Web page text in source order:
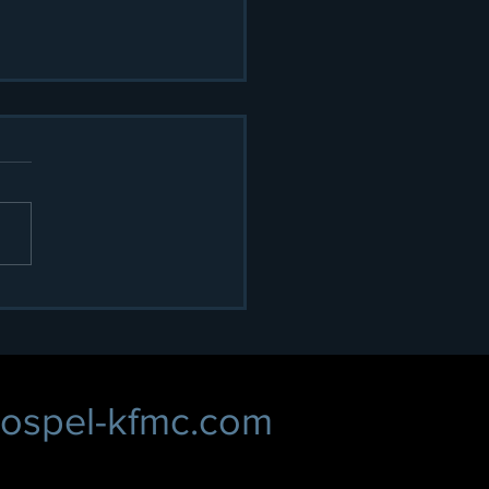
kfmc.com